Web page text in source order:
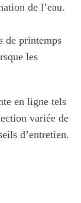
de l’eau.
de printemps
les
en ligne tels
variée de
d’entretien.